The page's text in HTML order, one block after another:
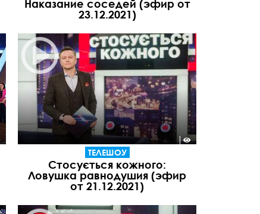
Наказание соседей (эфир от
23.12.2021)
ТЕЛЕШОУ
Стосується кожного:
Ловушка равнодушия (эфир
от 21.12.2021)